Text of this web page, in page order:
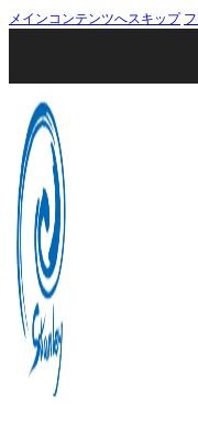
メインコンテンツへスキップ